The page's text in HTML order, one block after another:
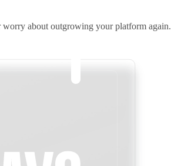
about outgrowing your platform again.